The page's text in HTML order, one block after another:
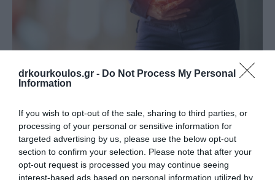
drkourkoulos.gr - Do Not Process My Personal
Information
If you wish to opt-out of the sale, sharing to third parties, or
processing of your personal or sensitive information for
targeted advertising by us, please use the below opt-out
section to confirm your selection. Please note that after your
opt-out request is processed you may continue seeing
interest-based ads based on personal information utilized by
Βαριούχο γεύμα